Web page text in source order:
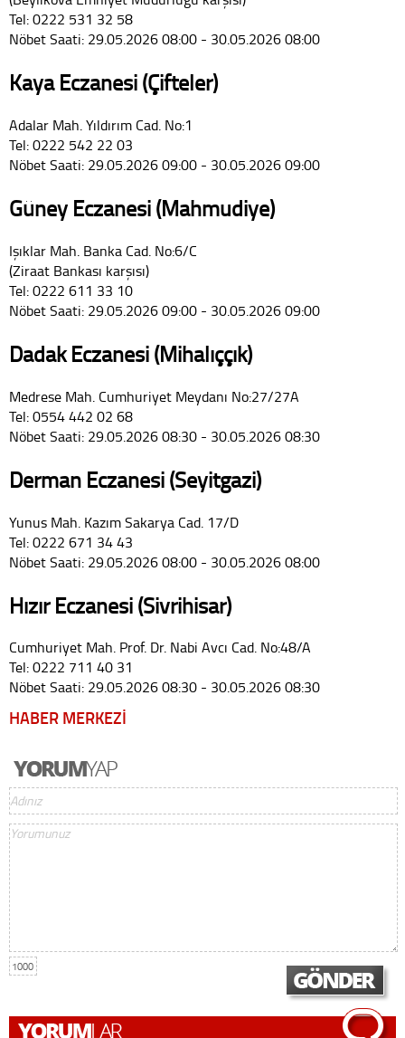
Tel: 0222 531 32 58
Nöbet Saati: 29.05.2026 08:00 - 30.05.2026 08:00
Kaya Eczanesi (Çifteler)
Adalar Mah. Yıldırım Cad. No:1
Tel: 0222 542 22 03
Nöbet Saati: 29.05.2026 09:00 - 30.05.2026 09:00
Güney Eczanesi (Mahmudiye)
Işıklar Mah. Banka Cad. No:6/C
(Ziraat Bankası karşısı)
Tel: 0222 611 33 10
Nöbet Saati: 29.05.2026 09:00 - 30.05.2026 09:00
Dadak Eczanesi (Mihalıççık)
Medrese Mah. Cumhuriyet Meydanı No:27/27A
Tel: 0554 442 02 68
Nöbet Saati: 29.05.2026 08:30 - 30.05.2026 08:30
Derman Eczanesi (Seyitgazi)
Yunus Mah. Kazım Sakarya Cad. 17/D
Tel: 0222 671 34 43
Nöbet Saati: 29.05.2026 08:00 - 30.05.2026 08:00
Hızır Eczanesi (Sivrihisar)
Cumhuriyet Mah. Prof. Dr. Nabi Avcı Cad. No:48/A
Tel: 0222 711 40 31
Nöbet Saati: 29.05.2026 08:30 - 30.05.2026 08:30
HABER MERKEZİ
1000